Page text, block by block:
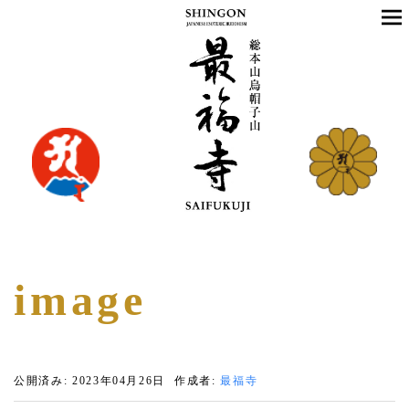
image
公開済み: 2023年04月26日 作成者:最福寺